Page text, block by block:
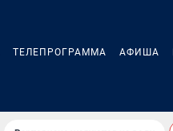
ТЕЛЕПРОГРАММА АФИША